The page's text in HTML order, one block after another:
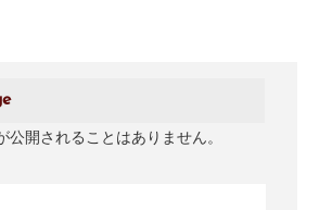
公開されることはありません。